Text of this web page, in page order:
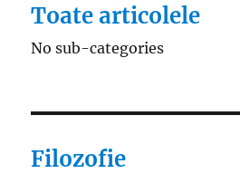
Toate articolele
No sub-categories
Filozofie